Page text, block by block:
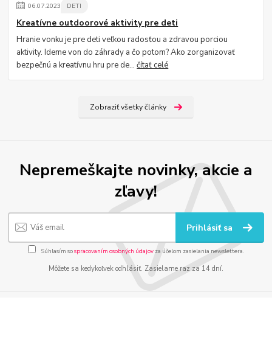
06.07.2023 DETI
Kreatívne outdoorové aktivity pre deti
Hranie vonku je pre deti veľkou radosťou a zdravou porciou
aktivity. Ideme von do záhrady a čo potom? Ako zorganizovať
bezpečnú a kreatívnu hru pre de...čítať celé
Zobraziť všetky články
Nepremeškajte novinky, akcie a
zľavy!
Prihlásiť sa
Súhlasím sospracovaním osobných údajov za účelom zasielania newslettera.
Môžete sa kedykoľvek odhlásiť. Zasielame raz za 14 dní.